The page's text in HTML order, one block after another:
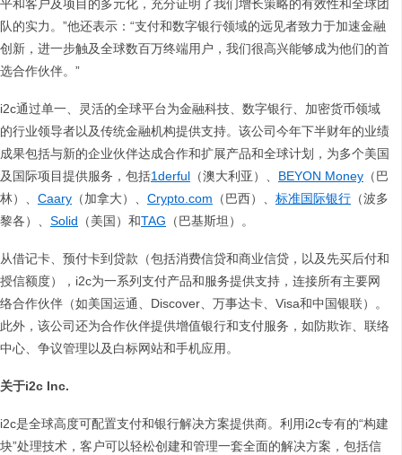
平和客户及项目的多元化，充分证明了我们增长策略的有效性和全球团
队的实力。”他还表示：“支付和数字银行领域的远见者致力于加速金融
创新，进一步触及全球数百万终端用户，我们很高兴能够成为他们的首
选合作伙伴。”
i2c通过单一、灵活的全球平台为金融科技、数字银行、加密货币领域
的行业领导者以及传统金融机构提供支持。该公司今年下半财年的业绩
成果包括与新的企业伙伴达成合作和扩展产品和全球计划，为多个美国
及国际项目提供服务，包括1derful （澳大利亚）、 BEYON Money （巴
林）、 Caary （加拿大）、 Crypto.com （巴西）、 标准国际银行 （波多
黎各）、 Solid （美国）和TAG （巴基斯坦）。
从借记卡、预付卡到贷款（包括消费信贷和商业信贷，以及先买后付和
授信额度），i2c为一系列支付产品和服务提供支持，连接所有主要网
络合作伙伴（如美国运通、Discover、万事达卡、Visa和中国银联）。
此外，该公司还为合作伙伴提供增值银行和支付服务，如防欺诈、联络
中心、争议管理以及白标网站和手机应用。
关于i2c Inc.
i2c是全球高度可配置支付和银行解决方案提供商。利用i2c专有的“构建
块”处理技术，客户可以轻松创建和管理一套全面的解决方案，包括信